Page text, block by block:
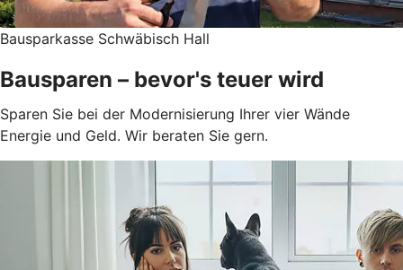
Bausparkasse Schwäbisch Hall
Bausparen – bevor's teuer wird
Sparen Sie bei der Modernisierung Ihrer vier Wände
Energie und Geld. Wir beraten Sie gern.